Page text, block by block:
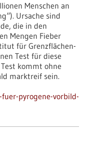
Menschen an
Ursache sind
die in den
Mengen Fieber
für Grenzflächen-
Test für diese
kommt ohne
marktreif sein.
pyrogene-vorbild-